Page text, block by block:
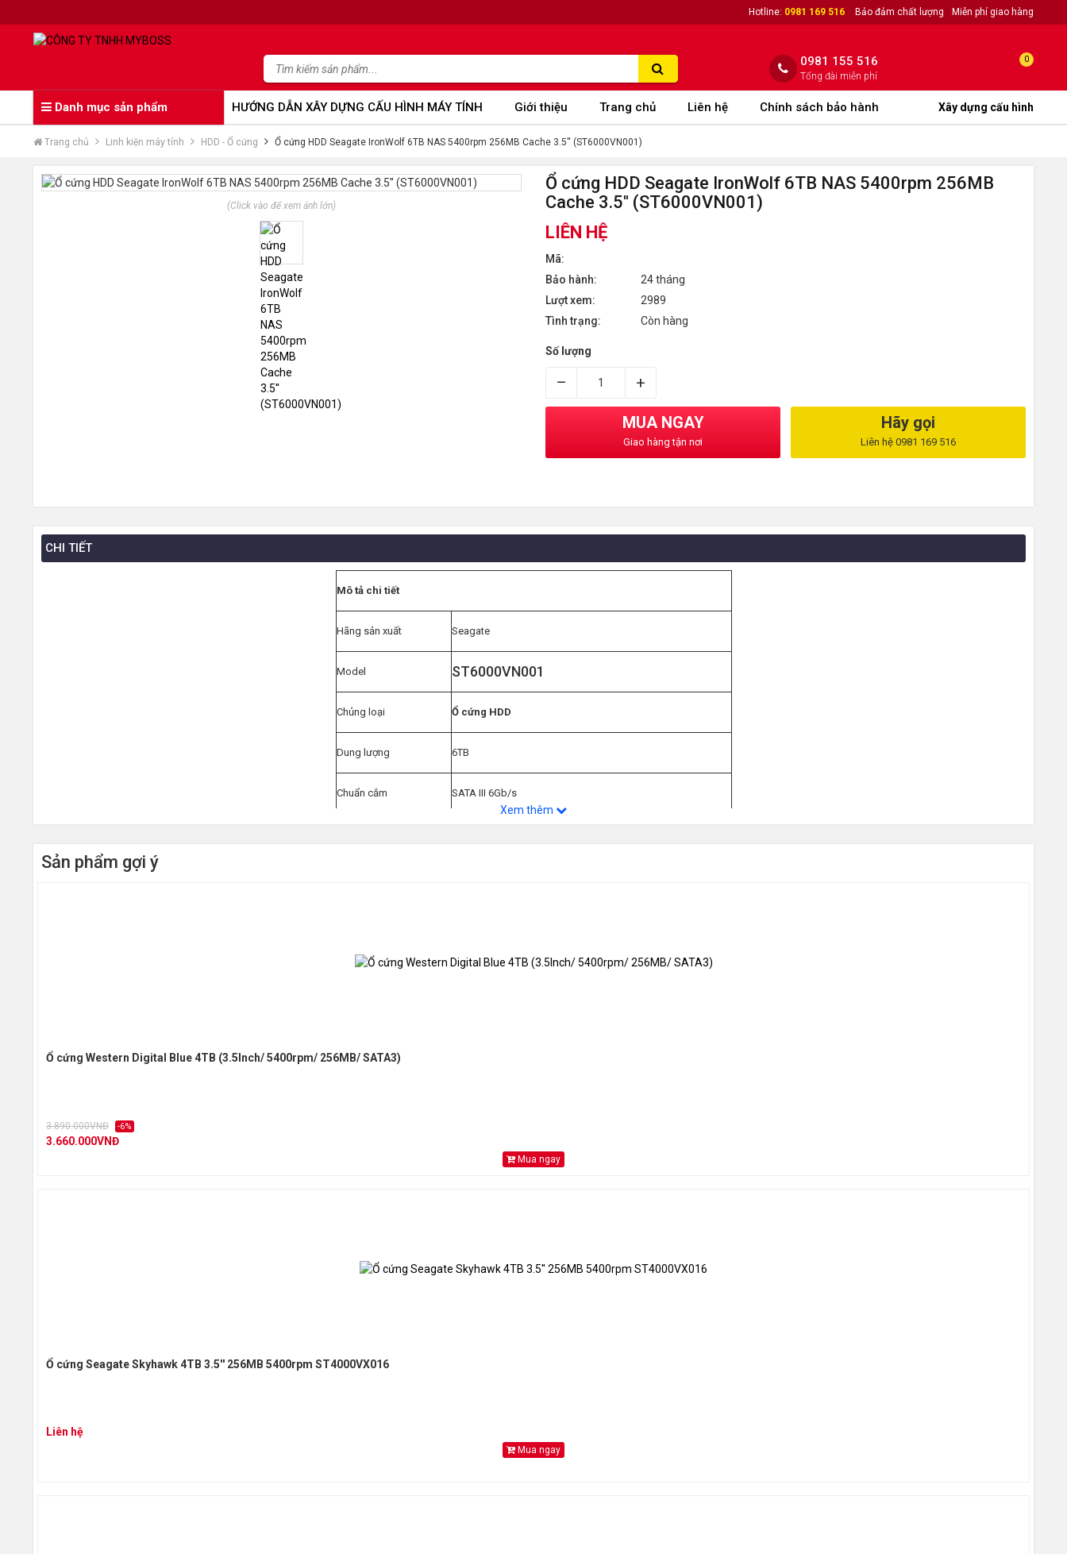
Hotline: 0981 169 516 Bảo đảm chất lượng Miễn phí giao hàng
0981 155 516
Tổng đài miễn phí
0
Danh mục sản phẩm HƯỚNG DẪN XÂY DỰNG CẤU HÌNH MÁY TÍNH Giới thiệu Trang chủ Liên hệ Chính sách bảo hành Xây dựng cấu hình
Trang chủ Linh kiện máy tính HDD - Ổ cứng Ổ cứng HDD Seagate IronWolf 6TB NAS 5400rpm 256MB Cache 3.5'' (ST6000VN001)
(Click vào để xem ảnh lớn)
Ổ cứng HDD Seagate IronWolf 6TB NAS 5400rpm 256MB
Cache 3.5'' (ST6000VN001)
LIÊN HỆ
Mã:
Bảo hành:
24 tháng
Lượt xem:
2989
Tình trạng:
Còn hàng
Số lượng
– +
MUA NGAY
Giao hàng tận nơi
Hãy gọi
Liên hệ 0981 169 516
CHI TIẾT
Mô tả chi tiết
Hãng sản xuất Seagate
Model ST6000VN001
Chủng loại Ổ cứng HDD
Dung lượng 6TB
Chuẩn cắm SATA III 6Gb/s
Kích thước 3.5"
Xem thêm
Sản phẩm gợi ý
Ổ cứng Western Digital Blue 4TB (3.5Inch/ 5400rpm/ 256MB/ SATA3)
3.890.000VNĐ -6%
3.660.000VNĐ
Mua ngay
Ổ cứng Seagate Skyhawk 4TB 3.5'' 256MB 5400rpm ST4000VX016
Liên hệ
Mua ngay